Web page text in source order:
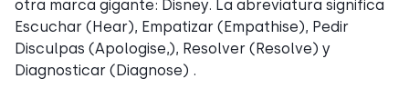
otra marca gigante: Disney. La abreviatura significa
Escuchar (Hear), Empatizar (Empathise), Pedir
Disculpas (Apologise,), Resolver (Resolve) y
Diagnosticar (Diagnose) .